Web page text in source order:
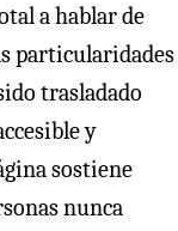
a hablar de
particularidades
trasladado
y
sostiene
nunca